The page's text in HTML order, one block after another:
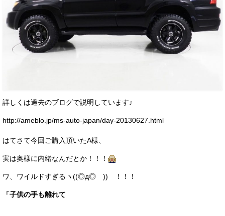
詳しくは過去のブログで説明しています♪
http://ameblo.jp/ms-auto-japan/day-20130627.html
はてさて今回ご購入頂いたA様、
実は奥様に内緒なんだとか！！！
ワ、ワイルドすぎるヽ((◎д◎ ))ゝ！！！
「子供の手も離れて